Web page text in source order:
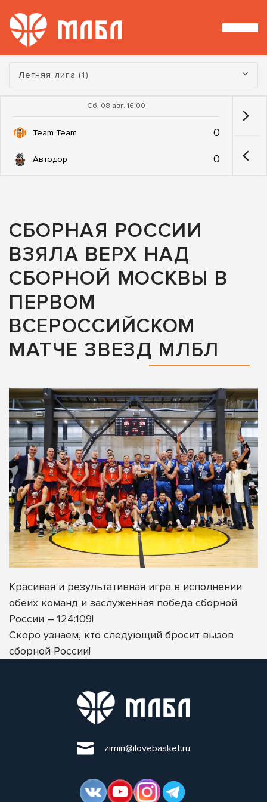
Турнир:
Летняя лига (1)
Сб, 08 авг. 16:00
Team Team 0
Автодор 0
СБОРНАЯ РОССИИ
ВЗЯЛА ВЕРХ НАД
СБОРНОЙ МОСКВЫ В
ПЕРВОМ
ВСЕРОССИЙСКОМ
МАТЧЕ ЗВЕЗД МЛБЛ
Красивая и результативная игра в исполнении
обеих команд и заслуженная победа сборной
России – 124:109!
Скоро узнаем, кто следующий бросит вызов
сборной России!
zimin@ilovebasket.ru